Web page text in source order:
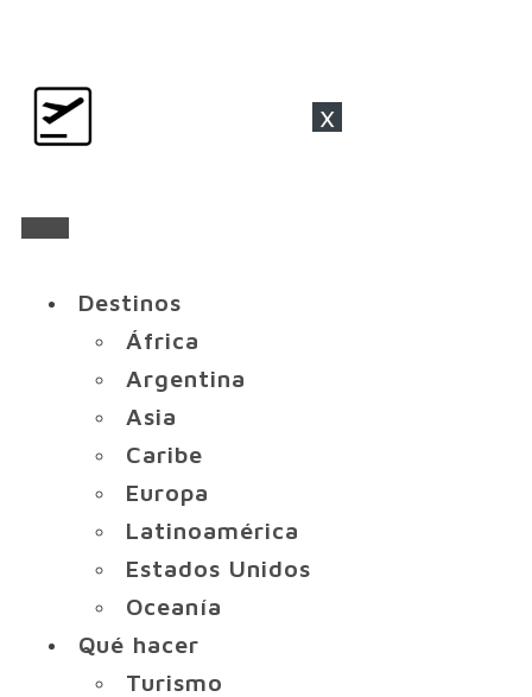
x
Destinos
África
Argentina
Asia
Caribe
Europa
Latinoamérica
Estados Unidos
Oceanía
Qué hacer
Turismo